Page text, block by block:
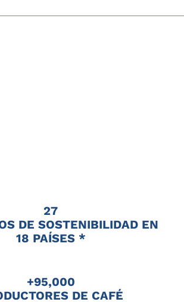
27
DE SOSTENIBILIDAD EN
18 PAÍSES *
+95,000
DE CAFÉ